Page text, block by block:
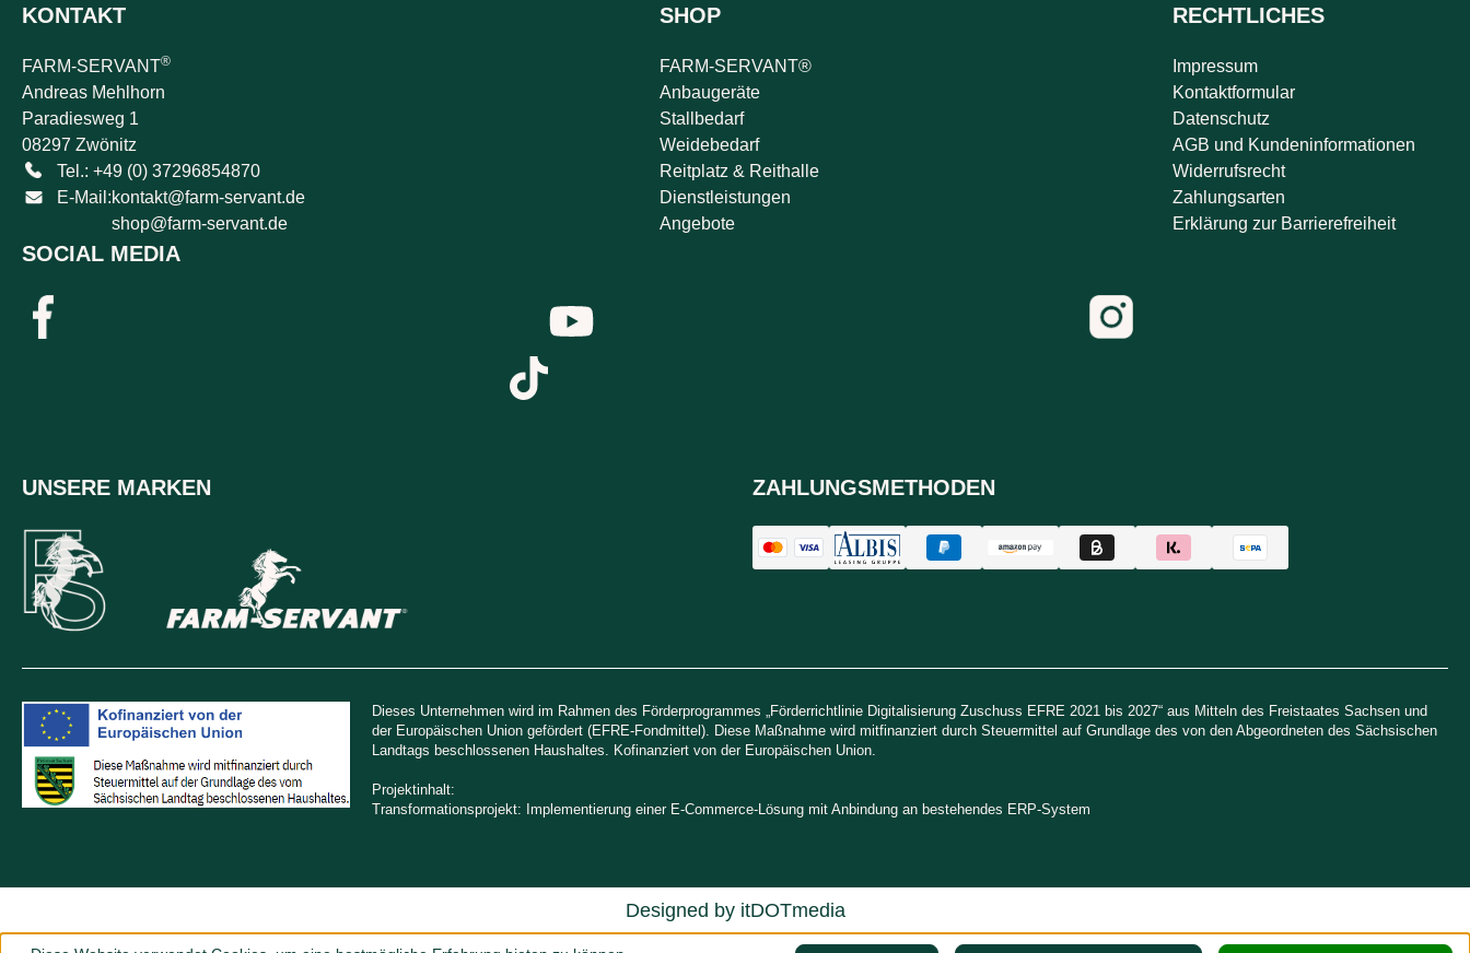
KONTAKT
FARM-SERVANT®
Andreas Mehlhorn
Paradiesweg 1
08297 Zwönitz
Tel.: +49 (0) 37296854870
E-Mail:kontakt@farm-servant.de
shop@farm-servant.de
SHOP
FARM-SERVANT®
Anbaugeräte
Stallbedarf
Weidebedarf
Reitplatz & Reithalle
Dienstleistungen
Angebote
RECHTLICHES
Impressum
Kontaktformular
Datenschutz
AGB und Kundeninformationen
Widerrufsrecht
Zahlungsarten
Erklärung zur Barrierefreiheit
SOCIAL MEDIA
UNSERE MARKEN ZAHLUNGSMETHODEN
Dieses Unternehmen wird im Rahmen des Förderprogrammes „Förderrichtlinie Digitalisierung Zuschuss EFRE 2021 bis 2027“ aus Mitteln des Freistaates Sachsen und
der Europäischen Union gefördert (EFRE-Fondmittel). Diese Maßnahme wird mitfinanziert durch Steuermittel auf Grundlage des von den Abgeordneten des Sächsischen
Landtags beschlossenen Haushaltes. Kofinanziert von der Europäischen Union.
Projektinhalt:
Transformationsprojekt: Implementierung einer E-Commerce-Lösung mit Anbindung an bestehendes ERP-System
Designed by itDOTmedia